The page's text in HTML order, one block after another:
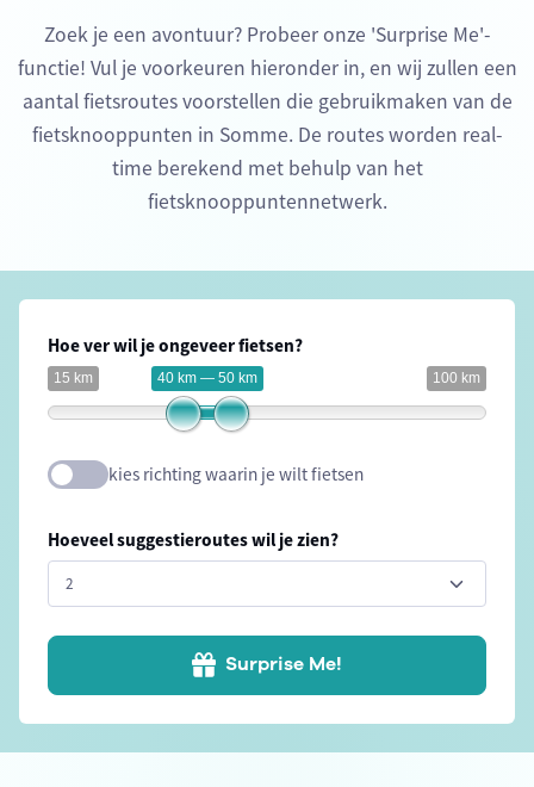
Zoek je een avontuur? Probeer onze 'Surprise Me'-
functie! Vul je voorkeuren hieronder in, en wij zullen een
aantal fietsroutes voorstellen die gebruikmaken van de
fietsknooppunten in Somme. De routes worden real-
time berekend met behulp van het
fietsknooppuntennetwerk.
Hoe ver wil je ongeveer fietsen?
15 km 100 km
40 km — 50 km
kies richting waarin je wilt fietsen
Hoeveel suggestieroutes wil je zien?
Surprise Me!